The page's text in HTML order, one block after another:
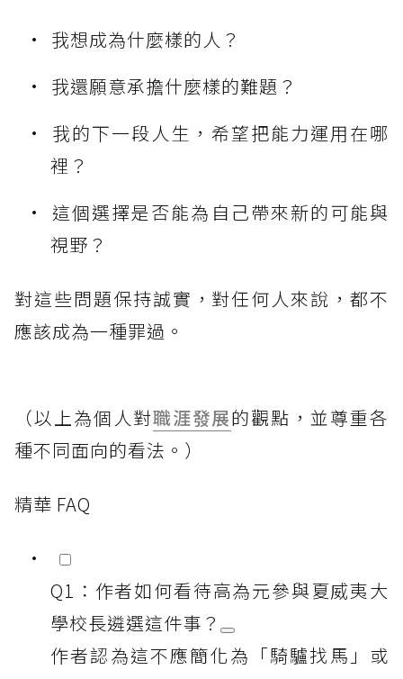
我想成為什麼樣的人？
我還願意承擔什麼樣的難題？
我的下一段人生，希望把能力運用在哪
裡？
這個選擇是否能為自己帶來新的可能與
視野？
對這些問題保持誠實，對任何人來說，都不
應該成為一種罪過。
（以上為個人對職涯發展的觀點，並尊重各
種不同面向的看法。）
精華 FAQ
Q1：作者如何看待高為元參與夏威夷大
學校長遴選這件事？
作者認為這不應簡化為「騎驢找馬」或